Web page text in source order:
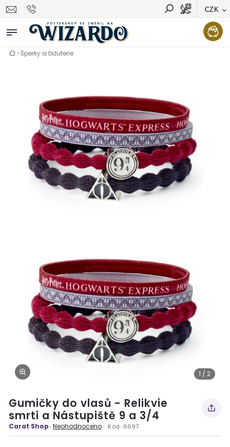
CZK
Vyhledávání Hledat
›Šperky a bižuterie
1 / 2
Gumičky do vlasů - Relikvie
smrti a Nástupiště 9 a 3/4
Carat Shop Neohodnoceno Kód: 6697